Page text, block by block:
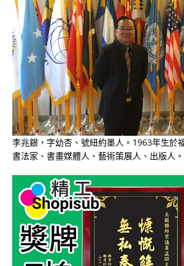
李兆銀，字幼杏、號紐約墨人。1963年生於
書法家、書畫媒體人、藝術策展人、出版人。